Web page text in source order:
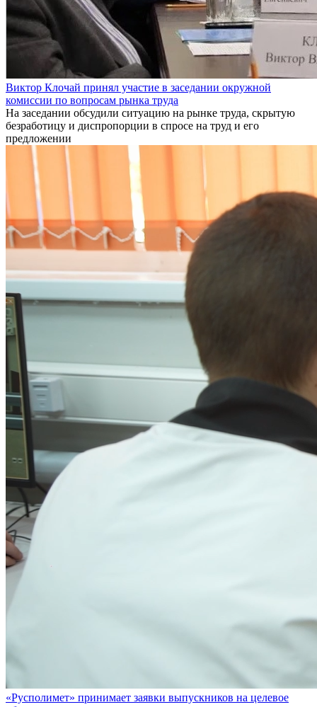
Виктор Клочай принял участие в заседании окружной
комиссии по вопросам рынка труда
На заседании обсудили ситуацию на рынке труда, скрытую
безработицу и диспропорции в спросе на труд и его
предложении
«Русполимет» принимает заявки выпускников на целевое